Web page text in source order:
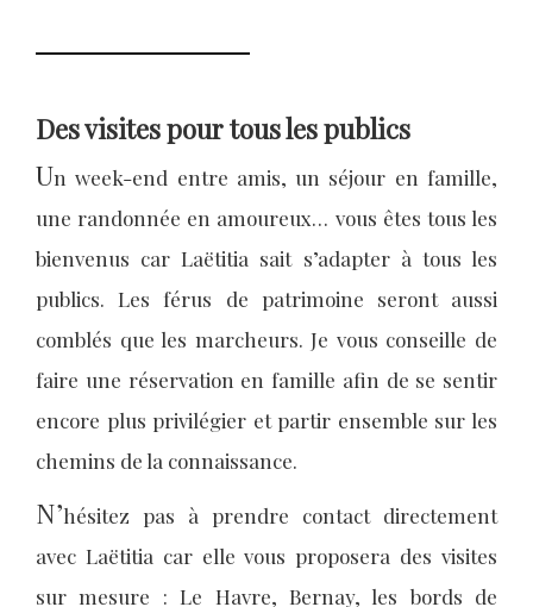
Des visites pour tous les publics
Un week-end entre amis, un séjour en famille,
une randonnée en amoureux… vous êtes tous les
bienvenus car Laëtitia sait s’adapter à tous les
publics. Les férus de patrimoine seront aussi
comblés que les marcheurs. Je vous conseille de
faire une réservation en famille afin de se sentir
encore plus privilégier et partir ensemble sur les
chemins de la connaissance.
N’hésitez pas à prendre contact directement
avec Laëtitia car elle vous proposera des visites
sur mesure : Le Havre, Bernay, les bords de